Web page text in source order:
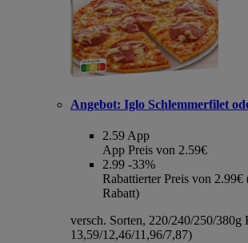
Angebot: Iglo Schlemmerfilet
2.59 App
App Preis von 2.59€
2.99 -33%
Rabattierter Preis von 2.99€
Rabatt)
versch. Sorten, 220/240/250/380g
13,59/12,46/11,96/7,87)